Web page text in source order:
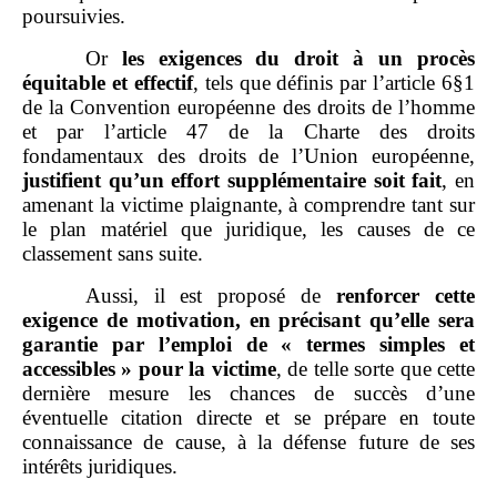
poursuivies.
Or les exigences du droit à un procès
équitable et effectif, tels que définis par l’article 6§1
de la Convention européenne des droits de l’homme
et par l’article 47 de la Charte des droits
fondamentaux des droits de l’Union européenne,
justifient qu’un effort supplémentaire soit fait, en
amenant la victime plaignante, à comprendre tant sur
le plan matériel que juridique, les causes de ce
classement sans suite.
Aussi, il est proposé de renforcer cette
exigence de motivation, en précisant qu’elle sera
garantie par l’emploi de «
termes simples et
accessibles » pour la victime, de telle sorte que cette
dernière mesure les chances de succès d’une
éventuelle citation directe et se prépare en toute
connaissance de cause, à la défense future de ses
intérêts juridiques.